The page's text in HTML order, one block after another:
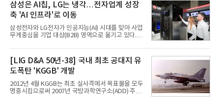
삼성은 AI칩, LG는 냉각…전자업계 성장
축 'AI 인프라'로 이동
삼성전자와 LG전자가 인공지능(AI) 시대를 맞아 사업
무게중심을 기업 대상(B2B) 영역으로 옮기고 있다.
접어든 가운데 삼성전자는 AI 반도체를 중심으로 데
이터센터 생태계 공략을 강화하고 LG전자는 냉각솔
루션·전장·로봇 등 기업용 솔루션 사업 확대에 속도를
내고 있다.9일 업계에 따르면 LG전자는 2분기 생활가
전과 프리미엄 제품 경쟁력에 더해 B2B 사업 확대 효
과로 수익성을 방어한 반면 삼성전자는 디바이스경험
(DX) 부문의 TV·생활가전 수익성이 악화됐다. 대신 삼
[LIG D&A 50년-38] 국내 최초 공대지 유
도폭탄 'KGGB' 개발
2012년 4월 KGGB는 최초 실사격에서 목표물을 모두
명중시킴으로써 2007년 국방과학연구소(ADD) 주관